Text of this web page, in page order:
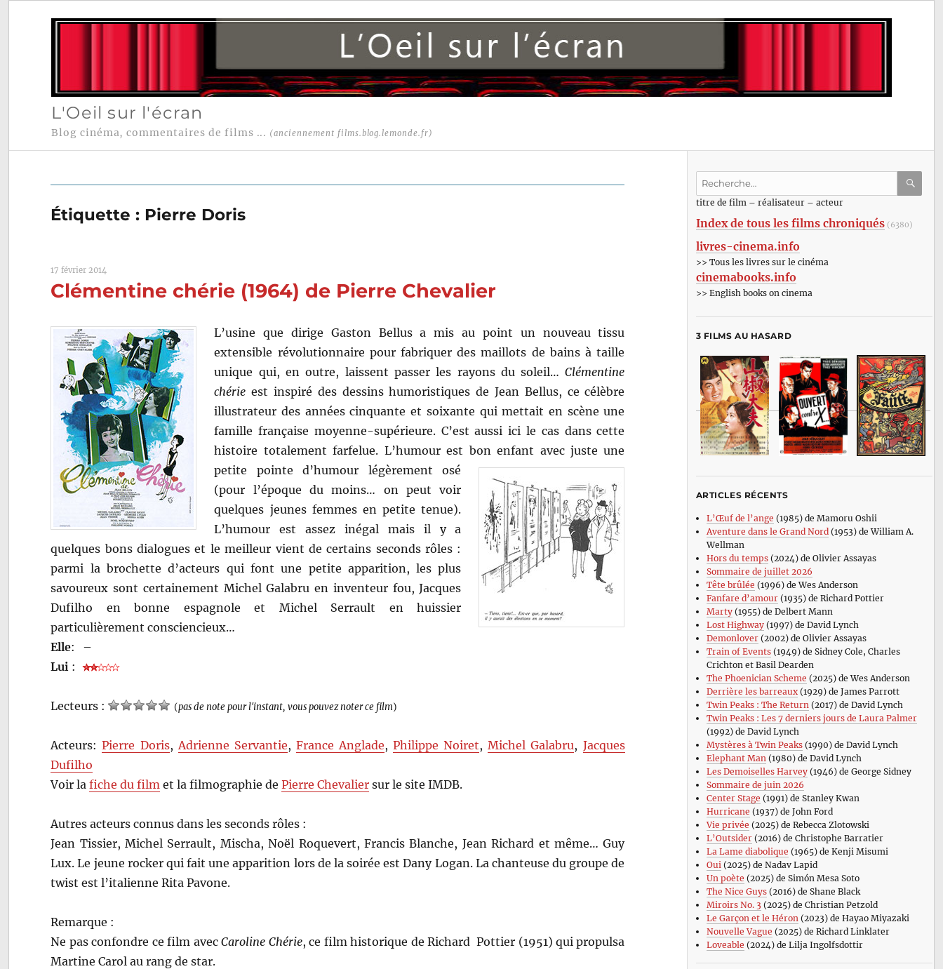
L'Oeil sur l'écran
Blog cinéma, commentaires de films ... (anciennement films.blog.lemonde.fr)
Étiquette : Pierre Doris
17 février 2014
Clémentine chérie (1964) de Pierre Chevalier
L’usine que dirige Gaston Bellus a mis au point un nouveau tissu
extensible révolutionnaire pour fabriquer des maillots de bains à taille
unique qui, en outre, laissent passer les rayons du soleil…Clémentine
chérie est inspiré des dessins humoristiques de Jean Bellus, ce célèbre
illustrateur des années cinquante et soixante qui mettait en scène une
famille française moyenne-supérieure. C’est aussi ici le cas dans cette
histoire totalement farfelue. L’humour est bon enfant avec juste une
petite pointe d’humour légèrement osé
(pour l’époque du moins… on peut voir
quelques jeunes femmes en petite tenue).
L’humour est assez inégal mais il y a
quelques bons dialogues et le meilleur vient de certains seconds rôles :
parmi la brochette d’acteurs qui font une petite apparition, les plus
savoureux sont certainement Michel Galabru en inventeur fou, Jacques
Dufilho en bonne espagnole et Michel Serrault en huissier
particulièrement consciencieux…
Elle:
–
Lui :
Lecteurs : (pas de note pour l'instant, vous pouvez noter ce film)
Acteurs:Pierre Doris, Adrienne Servantie, France Anglade,Philippe Noiret,Michel Galabru, Jacques
Dufilho
Voir lafiche du film et la filmographie dePierre Chevalier sur le site IMDB.
Autres acteurs connus dans les seconds rôles :
Jean Tissier, Michel Serrault, Mischa, Noël Roquevert, Francis Blanche, Jean Richard et même… Guy
Lux. Le jeune rocker qui fait une apparition lors de la soirée est Dany Logan. La chanteuse du groupe de
twist est l’italienne Rita Pavone.
Remarque :
Ne pas confondre ce film avecCaroline Chérie, ce film historique de Richard Pottier (1951) qui propulsa
Martine Carol au rang de star.
Recherche
:titre de film – réalisateur – acteur
Index de tous les films chroniqués (6380)
livres-cinema.info
>> Tous les livres sur le cinéma
cinemabooks.info
>> English books on cinema
3 FILMS AU HASARD
ARTICLES RÉCENTS
L’Œuf de l’ange (1985) de Mamoru Oshii
Aventure dans le Grand Nord(1953) de William A.
Wellman
Hors du temps(2024) de Olivier Assayas
Sommaire de juillet 2026
Tête brûlée (1996) de Wes Anderson
Fanfare d’amour(1935) de Richard Pottier
Marty(1955) de Delbert Mann
Lost Highway(1997) de David Lynch
Demonlover(2002) de Olivier Assayas
Train of Events(1949) de Sidney Cole, Charles
Crichton et Basil Dearden
The Phoenician Scheme (2025) de Wes Anderson
Derrière les barreaux(1929) de James Parrott
Twin Peaks : The Return(2017) de David Lynch
Twin Peaks : Les 7 derniers jours de Laura Palmer
(1992) de David Lynch
Mystères à Twin Peaks(1990) de David Lynch
Elephant Man(1980) de David Lynch
Les Demoiselles Harvey(1946) de George Sidney
Sommaire de juin 2026
Center Stage (1991) de Stanley Kwan
Hurricane (1937) de John Ford
Vie privée (2025) de Rebecca Zlotowski
L’Outsider(2016) de Christophe Barratier
La Lame diabolique (1965) de Kenji Misumi
Oui(2025) de Nadav Lapid
Un poète (2025) de Simón Mesa Soto
The Nice Guys(2016) de Shane Black
Miroirs No. 3 (2025) de Christian Petzold
Le Garçon et le Héron(2023) de Hayao Miyazaki
Nouvelle Vague (2025) de Richard Linklater
Loveable (2024) de Lilja Ingolfsdottir